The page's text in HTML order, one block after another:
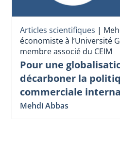
Articles scientifiques |
économiste à l’Université
membre associé du CEIM
Pour une
décarboner la
commerciale
Mehdi Abbas